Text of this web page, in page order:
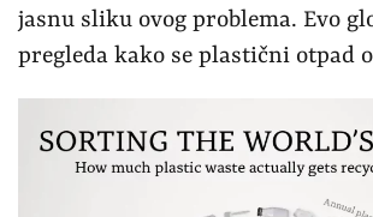
jasnu sliku ovog problema. Evo
pregleda kako se plastični otpad